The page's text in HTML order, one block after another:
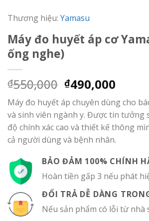
Thương hiệu: Yamasu
Máy đo huyết áp cơ
ống nghe)
₫550,000 Giá
gốc
là:
₫550,000.
₫490,000
hiện
tại
là:
Máy đo huyết áp chuyên dùng cho
và sinh viên ngành y. Được tin tưởng
độ chính xác cao và thiết kế thông
cả người dùng và bệnh nhân.
BẢO ĐẢM 100% CHÍNH
Hoàn tiền gấp 3 nếu phát
ĐỔI TRẢ DỄ DÀNG
Nếu sản phẩm có lỗi từ nhà